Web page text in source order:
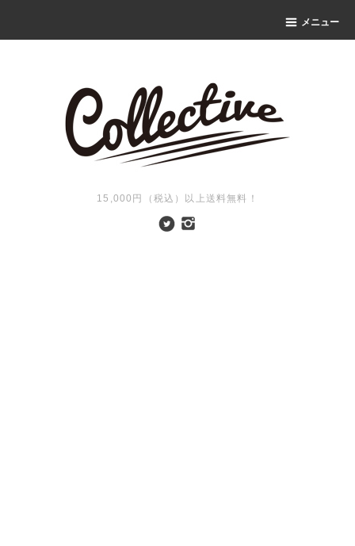
メニュー
15,000円（税込）以上送料無料！